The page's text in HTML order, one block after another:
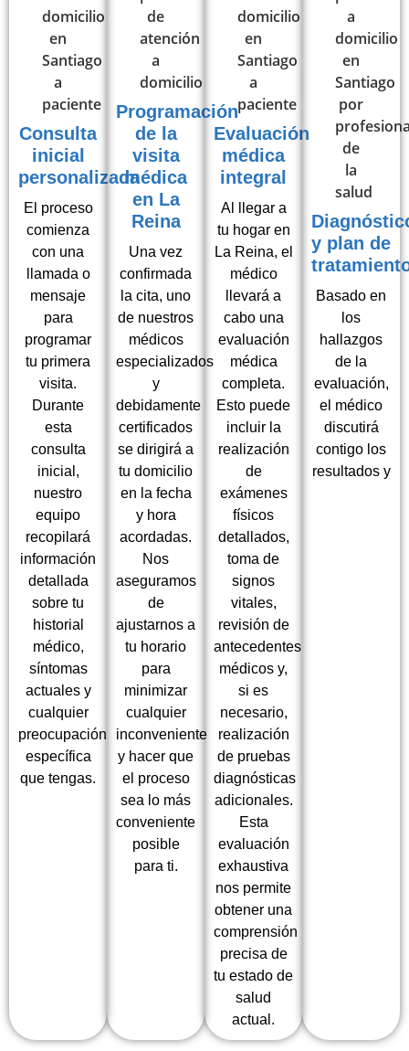
Consulta
inicial
personalizada
El proceso
comienza
con una
llamada o
mensaje
para
programar
tu primera
visita.
Durante
esta
consulta
inicial,
nuestro
equipo
recopilará
información
detallada
sobre tu
historial
médico,
síntomas
actuales y
cualquier
preocupación
específica
que tengas.
Programación
de la
visita
médica
en La
Reina
Una vez
confirmada
la cita, uno
de nuestros
médicos
especializados
y
debidamente
certificados
se dirigirá a
tu domicilio
en la fecha
y hora
acordadas.
Nos
aseguramos
de
ajustarnos a
tu horario
para
minimizar
cualquier
inconveniente
y hacer que
el proceso
sea lo más
conveniente
posible
para ti.
Evaluación
médica
integral
Al llegar a
tu hogar en
La Reina, el
médico
llevará a
cabo una
evaluación
médica
completa.
Esto puede
incluir la
realización
de
exámenes
físicos
detallados,
toma de
signos
vitales,
revisión de
antecedentes
médicos y,
si es
necesario,
realización
de pruebas
diagnósticas
adicionales.
Esta
evaluación
exhaustiva
nos permite
obtener una
comprensión
precisa de
tu estado de
salud
actual.
y plan de
Basado en
los
hallazgos
de la
evaluación,
el médico
discutirá
contigo los
resultados y